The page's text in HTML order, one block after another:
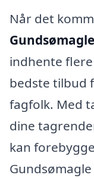
Når det
Gundsømagle
indhente
bedste tilbud
fagfolk. Med
dine
kan